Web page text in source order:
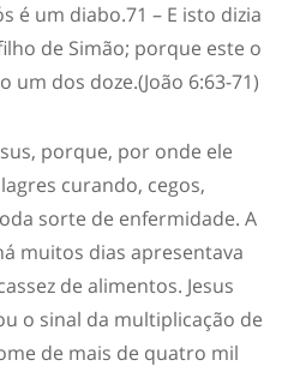
é um diabo.71 – E isto dizia
de Simão; porque este o
um dos doze.(João 6:63-71)
porque, por onde ele
curando, cegos,
sorte de enfermidade. A
muitos dias apresentava
de alimentos. Jesus
o sinal da multiplicação de
de mais de quatro mil